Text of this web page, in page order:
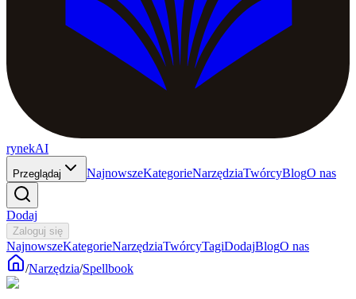
rynekAI
Przeglądaj NajnowszeKategorieNarzędziaTwórcyBlogO nas
Dodaj
Zaloguj się
NajnowszeKategorieNarzędziaTwórcyTagiDodajBlogO nas
/Narzędzia/Spellbook